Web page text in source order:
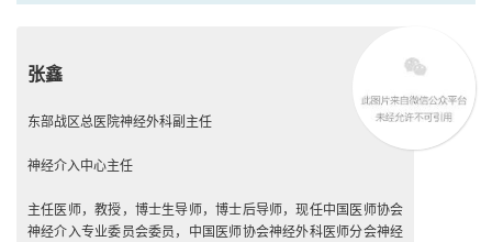
Transend 0.014’ 300cm
张鑫
东部战区总医院神经外科副主任
神经介入中心主任
主任医师，教授，博士生导师，博士后导师，现任中国医师协会
神经介入专业委员会委员，中国医师协会神经外科医师分会神经